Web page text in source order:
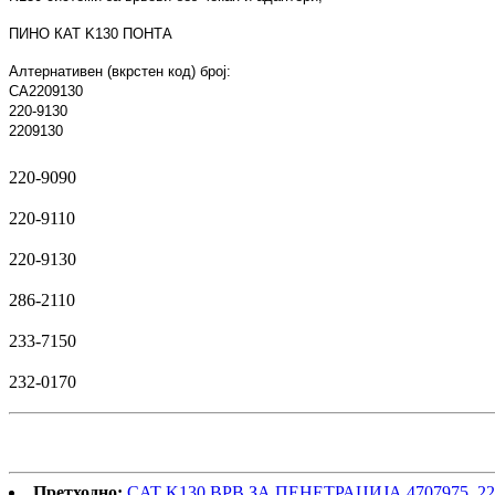
ПИНО КАТ K130 ПОНТА
Алтернативен (вкрстен код) број:
CA2209130
220-9130
2209130
220-9090
220-9110
220-9130
286-2110
233-7150
232-0170